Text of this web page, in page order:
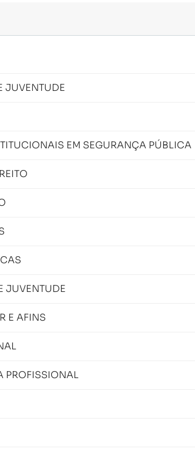
JUVENTUDE
EM SEGURANÇA PÚBLICA
JUVENTUDE
E AFINS
PROFISSIONAL